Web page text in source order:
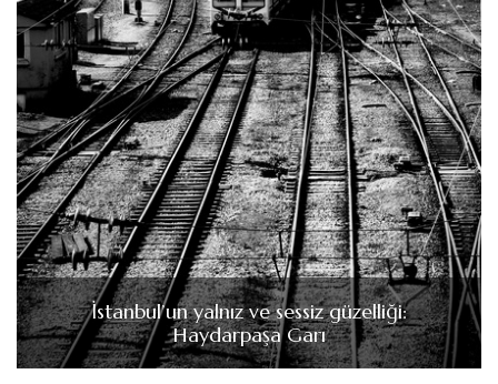
İstanbul’un yalnız ve sessiz güzelliği:
Haydarpaşa Garı